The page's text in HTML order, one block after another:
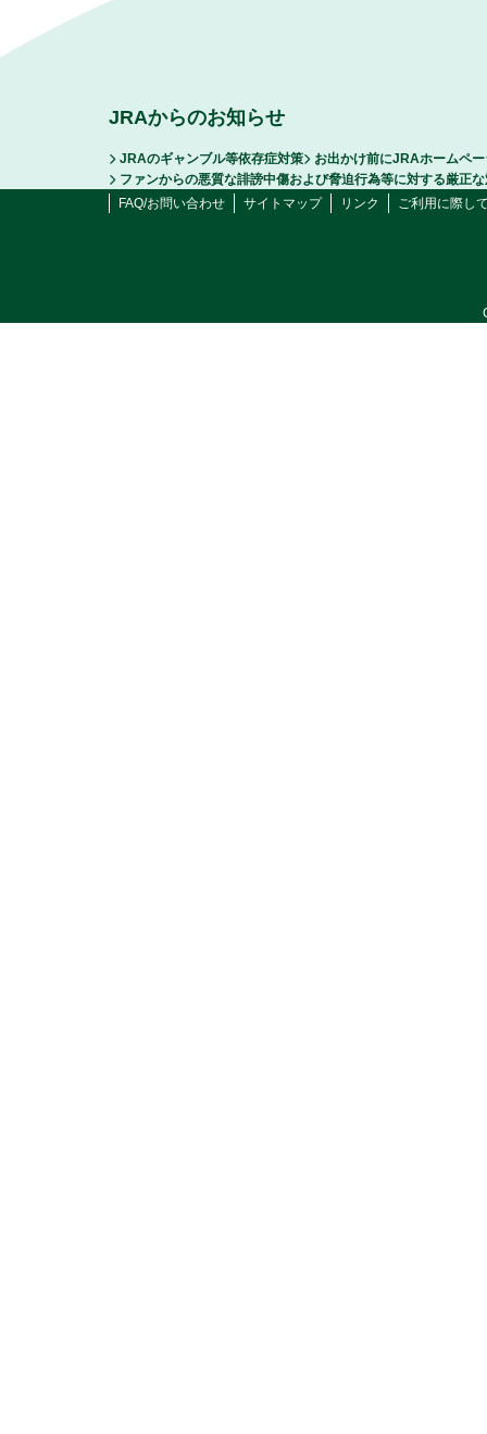
JRAからのお知らせ
JRAのギャンブル等依存症対策
お出かけ前にJRAホームペ
ファンからの悪質な誹謗中傷および脅迫行為等に対する厳正
FAQ/お問い合わせ
サイトマップ リンク ご利用に際し